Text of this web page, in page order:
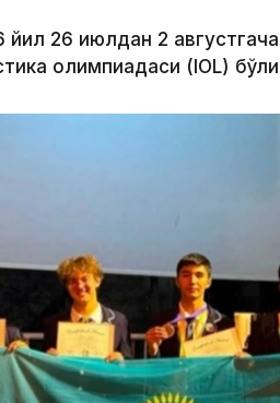
26 июлдан 2
олимпиадаси (IOL)